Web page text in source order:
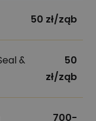
50 zł/ząb
&
50
zł/ząb
700-